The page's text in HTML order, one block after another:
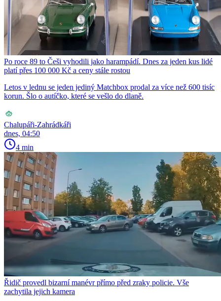
Po roce 89 to Češi vyhodili jako harampádí. Dnes za jeden kus lidé
platí přes 100 000 Kč a ceny stále rostou
Letos v lednu se jeden jediný Matchbox prodal za více než 600 tisíc
korun. Šlo o autíčko, které se vešlo do dlaně.
Chalupáři-Zahrádkáři
dnes, 04:50
4 min
Řidič provedl bizarní manévr přímo před zraky policie. Vše
zachytila jejich kamera